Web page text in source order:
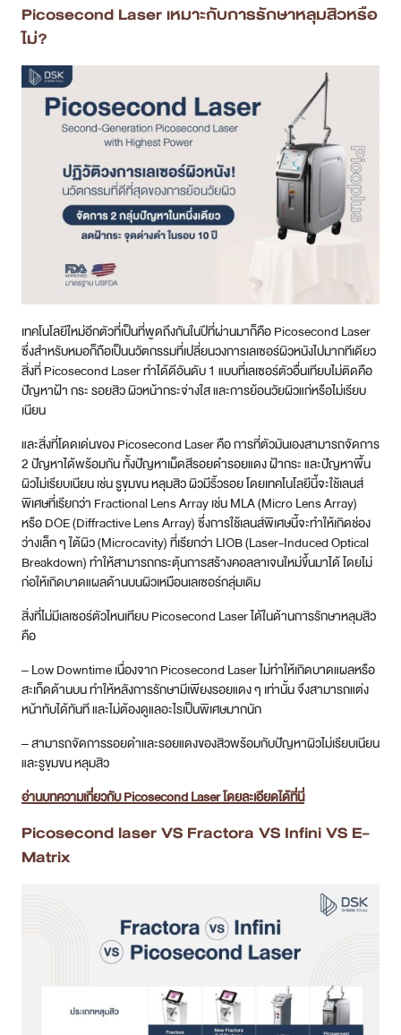
Picosecond Laser เหมาะกับการรักษาหลุมสิวหรือ
ไม่?
เทคโนโลยีใหม่อีกตัวที่เป็นที่พูดถึงกันในปีที่ผ่านมาก็คือ Picosecond Laser
ซึ่งสำหรับหมอก็ถือเป็นนวัตกรรมที่เปลี่ยนวงการเลเซอร์ผิวหนังไปมากทีเดียว
สิ่งที่ Picosecond Laser ทำได้ดีอันดับ 1 แบบที่เลเซอร์ตัวอื่นเทียบไม่ติดคือ
ปัญหาฝ้า กระ รอยสิว ผิวหน้ากระจ่างใส และการย้อนวัยผิวแก่หรือไม่เรียบ
เนียน
และสิ่งที่โดดเด่นของ Picosecond Laser คือ การที่ตัวมันเองสามารถจัดการ
2 ปัญหาได้พร้อมกัน ทั้งปัญหาเม็ดสีรอยดำรอยแดง ฝ้ากระ และปัญหาพื้น
ผิวไม่เรียบเนียน เช่น รูขุมขน หลุมสิว ผิวมีริ้วรอย โดยเทคโนโลยีนี้จะใช้เลนส์
พิเศษที่เรียกว่า Fractional Lens Array เช่น MLA (Micro Lens Array)
หรือ DOE (Diffractive Lens Array) ซึ่งการใช้เลนส์พิเศษนี้จะทำให้เกิดช่อง
ว่างเล็ก ๆ ใต้ผิว (Microcavity) ที่เรียกว่า LIOB (Laser-Induced Optical
Breakdown) ทำให้สามารถกระตุ้นการสร้างคอลลาเจนใหม่ขึ้นมาได้ โดยไม่
ก่อให้เกิดบาดแผลด้านบนผิวเหมือนเลเซอร์กลุ่มเดิม
สิ่งที่ไม่มีเลเซอร์ตัวไหนเทียบ Picosecond Laser ได้ในด้านการรักษาหลุมสิว
คือ
– Low Downtime เนื่องจาก Picosecond Laser ไม่ทำให้เกิดบาดแผลหรือ
สะเก็ดด้านบน ทำให้หลังการรักษามีเพียงรอยแดง ๆ เท่านั้น จึงสามารถแต่ง
หน้าทับได้ทันที และไม่ต้องดูแลอะไรเป็นพิเศษมากนัก
– สามารถจัดการรอยดำและรอยแดงของสิวพร้อมกับปัญหาผิวไม่เรียบเนียน
และรูขุมขน หลุมสิว
อ่านบทความเกี่ยวกับ Picosecond Laser โดยละเอียดได้ที่นี่
Picosecond laser VS Fractora VS Infini VS E-
Matrix